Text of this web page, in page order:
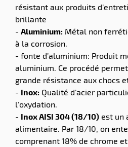
résistant aux produits
brillante
- Aluminium: Métal non
à la corrosion.
- fonte d’aluminium: Produit
aluminium. Ce procédé
grande résistance aux chocs
- Inox: Qualité d’acier
l’oxydation.
- Inox AISI 304 (18/10) est un
alimentaire. Par 18/10, on
comprenant 18% de chrome